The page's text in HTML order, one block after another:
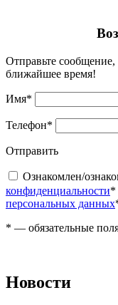
Отправьте
ближайшее время!
Имя*
Телефон*
Отправить
Ознакомлен/
конфиденциальности*
персональных данных
* — обязательные
Новости